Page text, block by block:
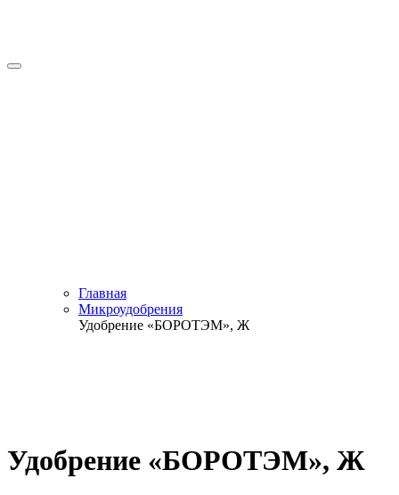
Главная
Микроудобрения
Удобрение «БОРОТЭМ», Ж
Удобрение «БОРОТЭМ», Ж